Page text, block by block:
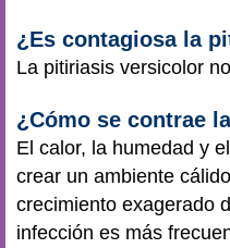
¿Es contagiosa la
La pitiriasis versicolor
¿Cómo se contrae
El calor, la humedad y
crear un ambiente
crecimiento exagerado
infección es más